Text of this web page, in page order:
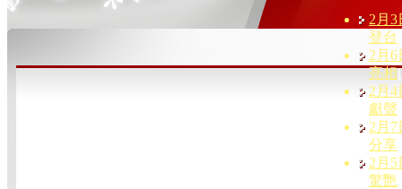
2月3
登台
2月6
亮相
2月4
獻聲
2月7
分享
2月5
驚艷